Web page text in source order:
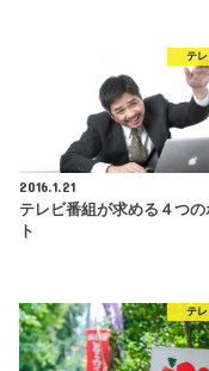
テ
2016.1.21
テレビ番組が求める４つの
ト
テ